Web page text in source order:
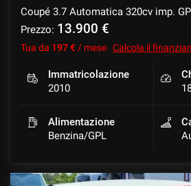
Coupé 3.7 Automatica 320cv imp.
Prezzo: 13.900 €
Tua da 197 € / mese Calcola il
Immatricolazione
2010
Alimentazione
Benzina/GPL